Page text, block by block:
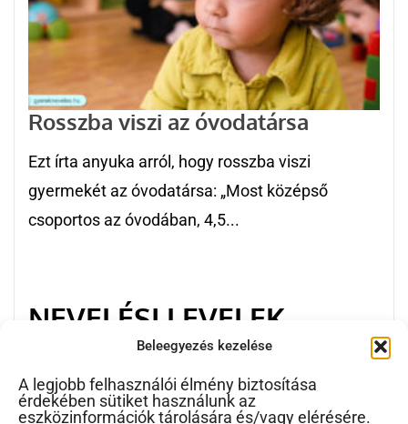
Beleegyezés kezelése
A legjobb felhasználói élmény biztosítása
érdekében sütiket használunk az
eszközinformációk tárolására és/vagy elérésére.
Rosszba viszi az óvodatársa
Ezt írta anyuka arról, hogy rosszba viszi
gyermekét az óvodatársa: „Most középső
csoportos az óvodában, 4,5...
NEVELÉSI LEVELEK